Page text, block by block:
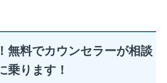
無料でカウンセラーが相談
乗ります！